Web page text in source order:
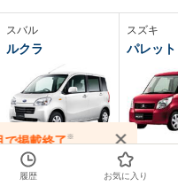
スバル
ルクラ
113.5～169.1万円
スズキ
パレット
111.3～
で掲載終了※
せください
履歴 お気に入り